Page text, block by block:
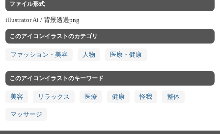
ファイル形式
illustrator Ai /背景透過png
このアイコンイラストのカテゴリ
ファッション・美容 人物 医療・健康
このアイコンイラストのキーワード
美容 リラックス 医療 健康 怪我 整体
マッサージ